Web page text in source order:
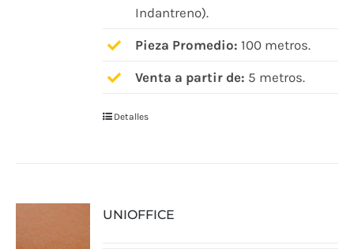
Indantreno).
Pieza Promedio: 100 metros.
Venta a partir de: 5 metros.
Detalles
UNIOFFICE